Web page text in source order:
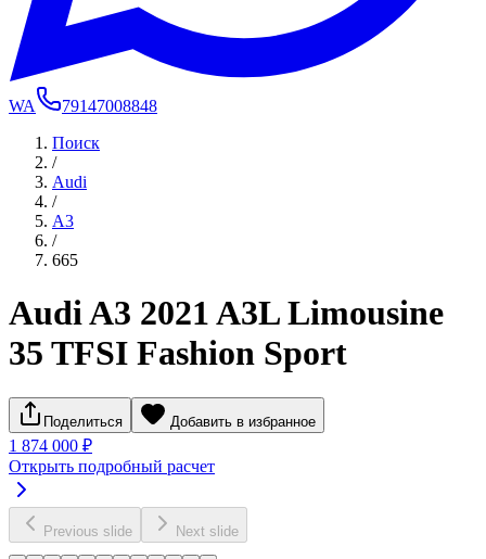
WA
79147008848
Поиск
/
Audi
/
A3
/
665
Audi A3 2021 A3L Limousine
35 TFSI Fashion Sport
Поделиться Добавить в избранное
1 874 000 ₽
Открыть подробный расчет
Previous slide Next slide